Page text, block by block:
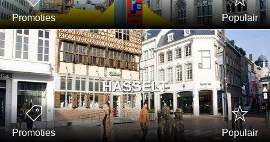
Promoties Populair
HASSELT
Promoties Populair